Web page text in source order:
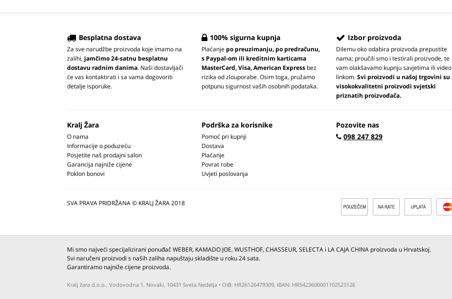
Besplatna dostava
Za sve narudžbe proizvoda koje imamo na
zalihi, jamčimo 24-satnu besplatnu
dostavu radnim danima. Naši dostavljači
će vas kontaktirati i sa vama dogovoriti
detalje isporuke.
100% sigurna kupnja
Plaćanje po preuzimanju, po predračunu,
s Paypal-om ili kreditnim karticama
MasterCard, Visa, American Express bez
rizika od zlouporabe. Osim toga, pružamo
potpunu sigurnost vaših osobnih podataka.
Izbor proizvoda
Dilemu oko odabira proizvoda prepustite
nama; proučili smo i testirali proizvode, te
vam olakšavamo kupnju savjetima ili video
linkom.Svi proizvodi u našoj trgovini su
visokokvalitetni proizvodi svjetski
priznatih proizvođača.
Kralj Žara
O nama
Informacije o poduzeću
Posjetite naš prodajni salon
Garancija najniže cijene
Poklon bonovi
Podrška za korisnike
Pomoć pri kupnji
Dostava
Plaćanje
Povrat robe
Uvjeti poslovanja
Pozovite nas
098 247 829
SVA PRAVA PRIDRŽANA © KRALJ ŽARA 2018
Mi smo najveći specijalizirani ponuđač WEBER, KAMADO JOE, WUSTHOF, CHASSEUR, SELECTA i LA CAJA CHINA proizvoda u Hrvatskoj.
Svi naručeni proizvodi s naših zaliha napuštaju skladište u roku 24 sata.
Garantiramo najniže cijene proizvoda.
Kralj žara d.o.o., Vodovodna 1, Novaki, 10431 Sveta Nedelja • OIB: HR26126479309, IBAN: HR5423600001102523126